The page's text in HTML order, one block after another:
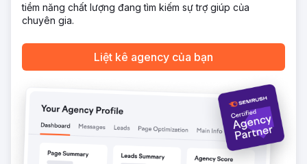
ngành để đạt được vị trí Top 3 (Map Pack và Organic)
cho 90% từ khóa dịch vụ mục tiêu của họ. Chiến lược này
tuyến với danh mục dịch vụ chất lượng cao, thống lĩnh thị
trường địa phương.
Chuyển đến trang agency
tiềm năng chất lượng đang tìm kiếm sự trợ giúp của
chuyên gia.
Liệt kê agency của bạn